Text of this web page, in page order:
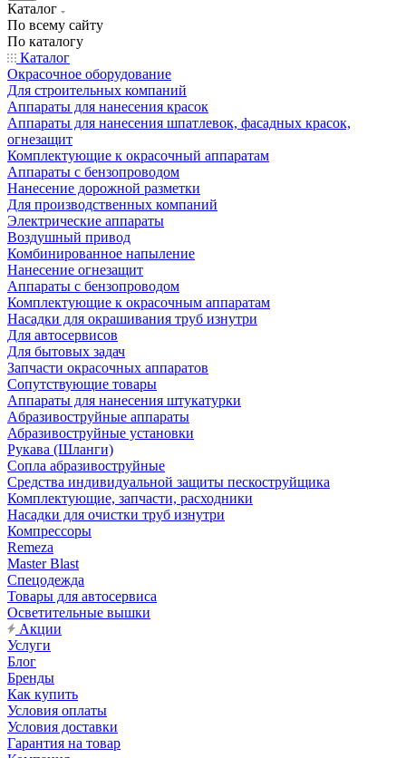
Каталог
По всему сайту
По каталогу
Каталог
Окрасочное оборудование
Для строительных компаний
Аппараты для нанесения красок
Аппараты для нанесения шпатлевок, фасадных красок,
огнезащит
Комплектующие к окрасочный аппаратам
Аппараты с бензопроводом
Нанесение дорожной разметки
Для производственных компаний
Электрические аппараты
Воздушный привод
Комбинированное напыление
Нанесение огнезащит
Аппараты с бензопроводом
Комплектующие к окрасочным аппаратам
Насадки для окрашивания труб изнутри
Для автосервисов
Для бытовых задач
Запчасти окрасочных аппаратов
Сопутствующие товары
Аппараты для нанесения штукатурки
Aбразивоструйные аппараты
Абразивоструйные установки
Рукава (Шланги)
Сопла абразивоструйные
Средства индивидуальной защиты пескоструйщика
Комплектующие, запчасти, расходники
Насадки для очистки труб изнутри
Компрессоры
Remeza
Master Blast
Спецодежда
Товары для автосервиса
Осветительные вышки
Акции
Услуги
Блог
Бренды
Как купить
Условия оплаты
Условия доставки
Гарантия на товар